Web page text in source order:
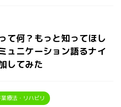
て何？もっと知ってほし
ュニケーション語るナイ
してみた
療法・リハビリ